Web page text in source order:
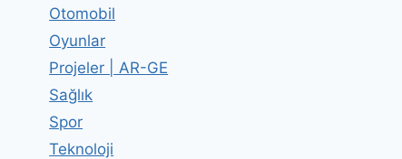
Otomobil
Oyunlar
Projeler | AR-GE
Sağlık
Spor
Teknoloji